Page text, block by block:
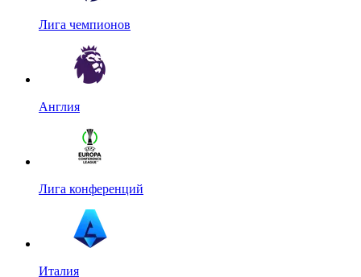
Лига чемпионов
Англия
Лига конференций
Италия